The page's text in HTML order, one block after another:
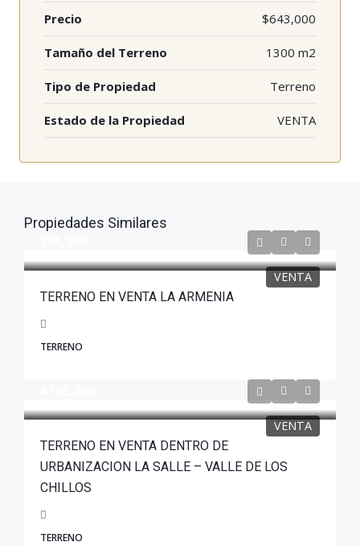
Precio $643,000
Tamaño del Terreno 1300 m2
Tipo de Propiedad Terreno
Estado de la Propiedad VENTA
Propiedades Similares
VENTA
TERRENO EN VENTA LA ARMENIA
TERRENO
VENTA
TERRENO EN VENTA DENTRO DE
URBANIZACION LA SALLE – VALLE DE LOS
CHILLOS
TERRENO